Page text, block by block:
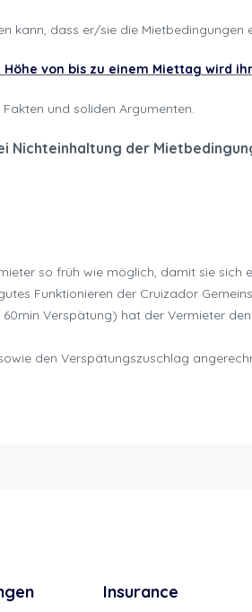
kann, dass er/sie die Mietbedingungen
Höhe von bis zu einem Miettag wird
und soliden Argumenten.
Nichteinhaltung der
so früh wie möglich, damit sie sich
Funktionieren der Cruizador
Verspätung) hat der Vermieter
den Verspätungszuschlag
Insurance